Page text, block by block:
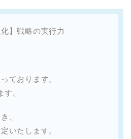
】戦略の実行力
ております。
。
、
いたします。